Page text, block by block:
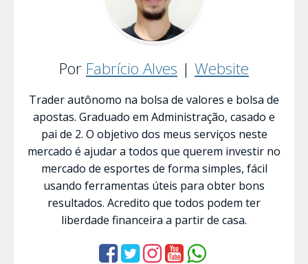
Por Fabrício Alves | Website
Trader autônomo na bolsa de valores e bolsa de
apostas. Graduado em Administração, casado e
pai de 2. O objetivo dos meus serviços neste
mercado é ajudar a todos que querem investir no
mercado de esportes de forma simples, fácil
usando ferramentas úteis para obter bons
resultados. Acredito que todos podem ter
liberdade financeira a partir de casa.